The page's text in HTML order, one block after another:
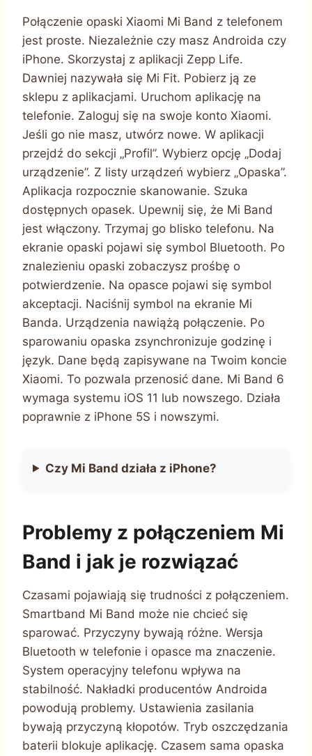
Połączenie opaski Xiaomi Mi Band z telefonem
jest proste. Niezależnie czy masz Androida czy
iPhone. Skorzystaj z aplikacji Zepp Life.
Dawniej nazywała się Mi Fit. Pobierz ją ze
sklepu z aplikacjami. Uruchom aplikację na
telefonie. Zaloguj się na swoje konto Xiaomi.
Jeśli go nie masz, utwórz nowe. W aplikacji
przejdź do sekcji „Profil”. Wybierz opcję „Dodaj
urządzenie”. Z listy urządzeń wybierz „Opaska”.
Aplikacja rozpocznie skanowanie. Szuka
dostępnych opasek. Upewnij się, że Mi Band
jest włączony. Trzymaj go blisko telefonu. Na
ekranie opaski pojawi się symbol Bluetooth. Po
znalezieniu opaski zobaczysz prośbę o
potwierdzenie. Na opasce pojawi się symbol
akceptacji. Naciśnij symbol na ekranie Mi
Banda. Urządzenia nawiążą połączenie. Po
sparowaniu opaska zsynchronizuje godzinę i
język. Dane będą zapisywane na Twoim koncie
Xiaomi. To pozwala przenosić dane. Mi Band 6
wymaga systemu iOS 11 lub nowszego. Działa
poprawnie z iPhone 5S i nowszymi.
Czy Mi Band działa z iPhone?
Problemy z połączeniem Mi
Band i jak je rozwiązać
Czasami pojawiają się trudności z połączeniem.
Smartband Mi Band może nie chcieć się
sparować. Przyczyny bywają różne. Wersja
Bluetooth w telefonie i opasce ma znaczenie.
System operacyjny telefonu wpływa na
stabilność. Nakładki producentów Androida
powodują problemy. Ustawienia zasilania
bywają przyczyną kłopotów. Tryb oszczędzania
baterii blokuje aplikację. Czasem sama opaska